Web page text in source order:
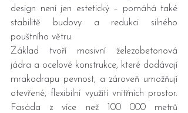
design není jen estetický – pomáhá také
stabilitě budovy a redukci silného
pouštního větru.
Základ tvoří masivní železobetonová
jádra a ocelové konstrukce, které dodávají
mrakodrapu pevnost, a zároveň umožňují
otevřené, flexibilní využití vnitřních prostor.
Fasáda z více než 100 000 metrů